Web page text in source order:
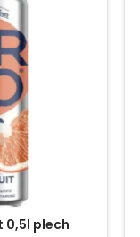
0,5l plech